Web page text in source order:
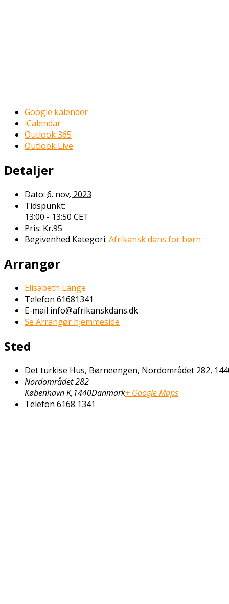
Google kalender
iCalendar
Outlook 365
Outlook Live
Detaljer
Dato: 6. nov. 2023
Tidspunkt:
13:00 - 13:50 CET
Pris: Kr.95
Begivenhed Kategori: Afrikansk dans for børn
Arrangør
Elisabeth Lange
Telefon 61681341
E-mail info@afrikanskdans.dk
Se Arrangør hjemmeside
Sted
Det turkise Hus, Børneengen, Nordområdet 282,
Nordområdet 282
København K,1440Danmark+ Google Maps
Telefon 6168 1341